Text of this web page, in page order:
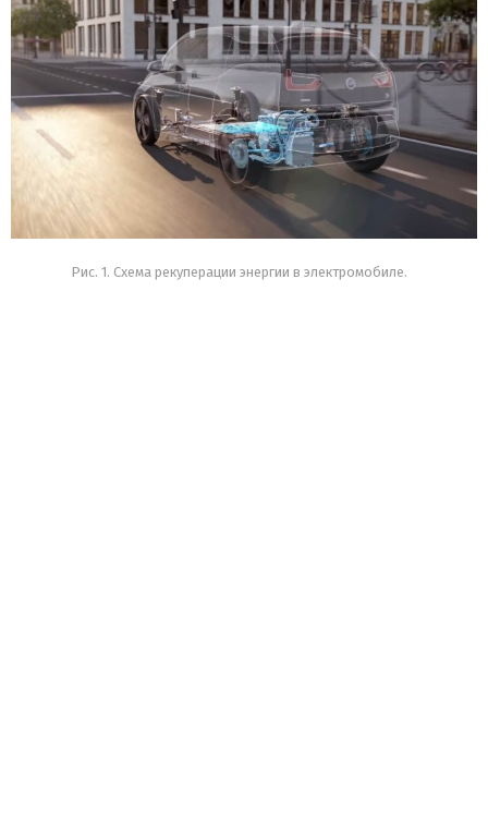
Рис. 1. Схема рекуперации энергии в электромобиле.